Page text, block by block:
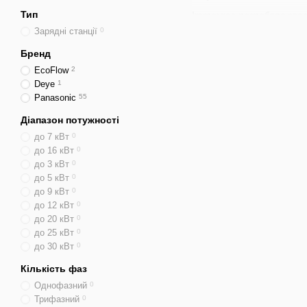
Тип
Зарядні станції 0
Бренд
EcoFlow 2
Deye 1
Panasonic 55
Діапазон потужності
до 7 кВт 0
до 16 кВт 0
до 3 кВт 0
до 5 кВт 0
до 9 кВт 0
до 12 кВт 0
до 20 кВт 0
до 25 кВт 0
до 30 кВт 0
Кількість фаз
Однофазний 0
Трифазний 0